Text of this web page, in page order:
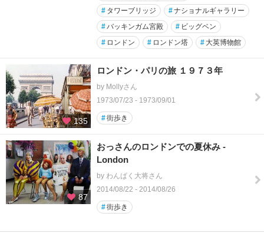
# タワーブリッジ #ナショナルギャラリー
#バッキンガム宮殿 # ビッグベン
# ロンドン # ロンドン塔 # 大英博物館
135
ロンドン・パリの旅 １９７３年
by Mollyさん
1973/07/23 - 1973/09/01
#街歩き
87
おっさんのロンドンでの夏休み -
London
by わんぱく大将さん
2014/08/22 - 2014/08/26
#街歩き